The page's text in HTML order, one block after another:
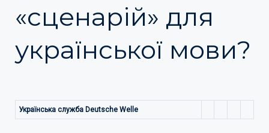
«сценарій» для
української мови?
Українська служба Deutsche Welle